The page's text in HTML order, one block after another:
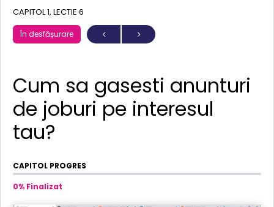
CAPITOL 1, LECTIE 6
În desfășurare
Cum sa gasesti anunturi
de joburi pe interesul
tau?
CAPITOL PROGRES
0% Finalizat